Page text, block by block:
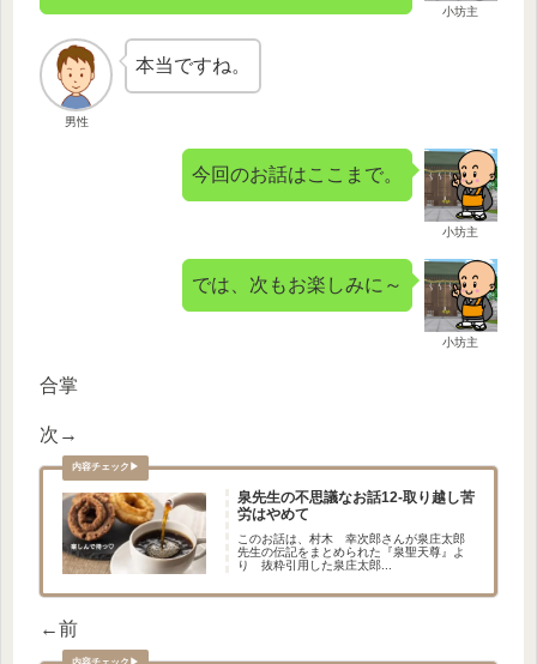
小坊主
男性
本当ですね。
小坊主
今回のお話はここまで。
小坊主
では、次もお楽しみに～
合掌
次→
泉先生の不思議なお話12-取り越し苦
労はやめて
このお話は、村木 幸次郎さんが泉庄太郎
先生の伝記をまとめられた『泉聖天尊』よ
り 抜粋引用した泉庄太郎...
←前